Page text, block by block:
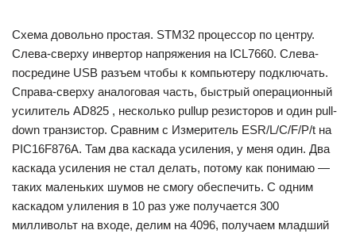
Схема довольно простая. STM32 процессор по центру.
Слева-сверху инвертор напряжения на ICL7660. Слева-
посредине USB разъем чтобы к компьютеру подключать.
Справа-сверху аналоговая часть, быстрый операционный
усилитель AD825 , несколько pullup резисторов и один pull-
down транзистор. Сравним с Измеритель ESR/L/C/F/P/t на
PIC16F876A. Там два каскада усиления, у меня один. Два
каскада усиления не стал делать, потому как понимаю —
таких маленьких шумов не смогу обеспечить. С одним
каскадом улиления в 10 раз уже получается 300
милливольт на входе, делим на 4096, получаем младший